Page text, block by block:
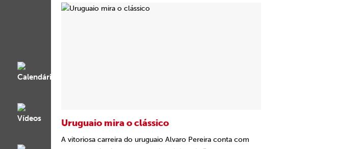
Uruguaio mira o clássico
A vitoriosa carreira do uruguaio Alvaro Pereira conta com